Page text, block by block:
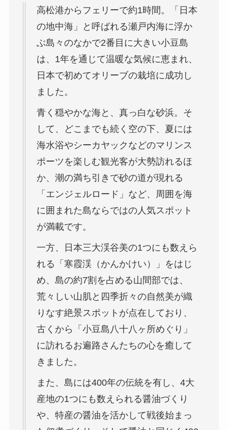
高松港からフェリーで約1時間。「日本
の地中海」と呼ばれる瀬戸内海に浮か
ぶ島々のなかで2番目に大きい小豆島
は、1年を通じて温暖な気候に恵まれ、
日本で初めてオリーブの栽培に成功し
ました。
青く穏やかな海と、真っ白な砂浜。そ
して、どこまでも続く空の下、夏には
海水浴やシーカヤックなどのマリンス
ポーツを楽しむ観光客が大勢訪れるほ
か、潮の満ち引きで砂の道が現れる
「エンジェルロード」など、周囲を海
に囲まれた島ならではの人気スポット
が満載です。
一方、日本三大渓谷美の1つにも数えら
れる「寒霞渓（かんかけい）」をはじ
め、島の約7割を占める山間部では、
荒々しい山肌と四季折々の自然美が織
りなす絶景スポットが点在しており、
古くから「小豆島八十八ヶ所めぐり」
に訪れるお遍路さんたちの心を癒して
きました。
また、島には400年の伝統を有し、4大
産地の1つにも数えられる醤油づくり
や、特産の醤油を活かして戦後始まっ